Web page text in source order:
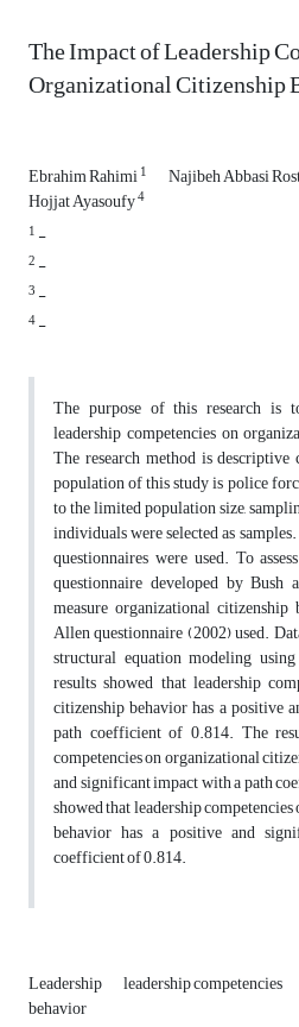
The Impact of Leadership
Organizational Citizenship
Ebrahim Rahimi1 Najibeh Abbasi
Hojjat Ayasoufy4
1 -
2 -
3 -
4-
The purpose of this research is
leadership competencies on
The research method is
population of this study is police
to the limited population size,
individuals were selected as
questionnaires were used. To
questionnaire developed by Bush
measure organizational
Allen questionnaire (2002) used.
structural equation modeling
results showed that leadership
citizenship behavior has a positive
path coefficient of 0.814. The
competencies on organizational
and significant impact with a path
showed that leadership
behavior has a positive and
coefficient of 0.814.
Leadership leadership competencies
behavior